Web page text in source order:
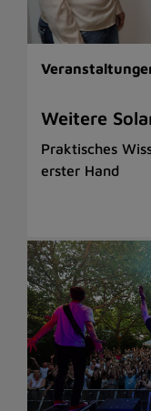
Weitere
Praktisches
erster Hand